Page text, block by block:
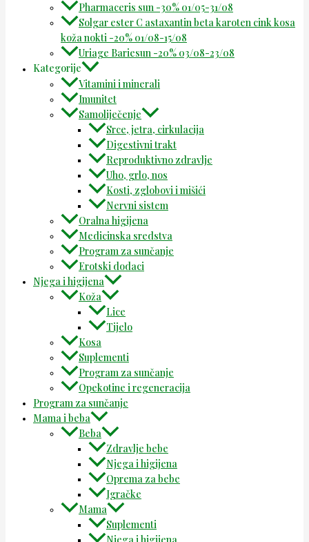
Pharmaceris sun -30% 01/05-31/08
Solgar ester C astaxantin beta karoten cink kosa
koža nokti -20% 01/08-15/08
Uriage Bariesun -20% 03/08-23/08
Kategorije
Vitamini i minerali
Imunitet
Samoliječenje
Srce, jetra, cirkulacija
Digestivni trakt
Reproduktivno zdravlje
Uho, grlo, nos
Kosti, zglobovi i mišići
Nervni sistem
Oralna higijena
Medicinska sredstva
Program za sunčanje
Erotski dodaci
Njega i higijena
Koža
Lice
Tijelo
Kosa
Suplementi
Program za sunčanje
Opekotine i regeneracija
Program za sunčanje
Mama i beba
Beba
Zdravlje bebe
Njega i higijena
Oprema za bebe
Igračke
Mama
Suplementi